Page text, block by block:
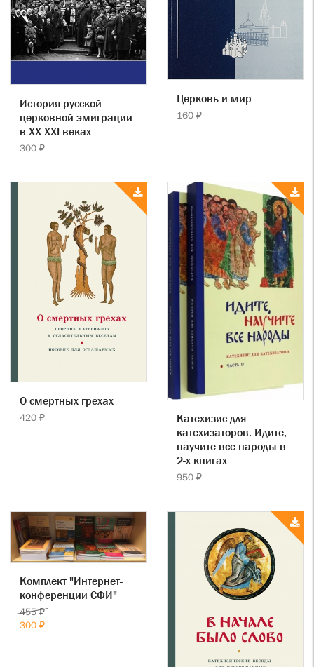
История русской
церковной эмиграции
в ХХ-ХХI веках
300 ₽
Церковь и мир
160 ₽
О смертных грехах
420 ₽
Катехизис для
катехизаторов. Идите,
научите все народы в
2-х книгах
950 ₽
Комплект "Интернет-
конференции СФИ"
455 ₽
300 ₽